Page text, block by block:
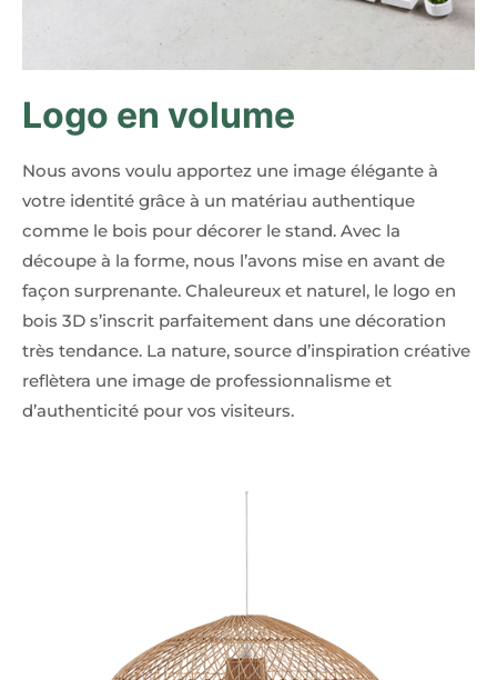
Logo en volume
Nous avons voulu apportez une image élégante à
votre identité grâce à un matériau authentique
comme le bois pour décorer le stand. Avec la
découpe à la forme, nous l’avons mise en avant de
façon surprenante. Chaleureux et naturel, le logo en
bois 3D s’inscrit parfaitement dans une décoration
très tendance. La nature, source d’inspiration créative
reflètera une image de professionnalisme et
d’authenticité pour vos visiteurs.